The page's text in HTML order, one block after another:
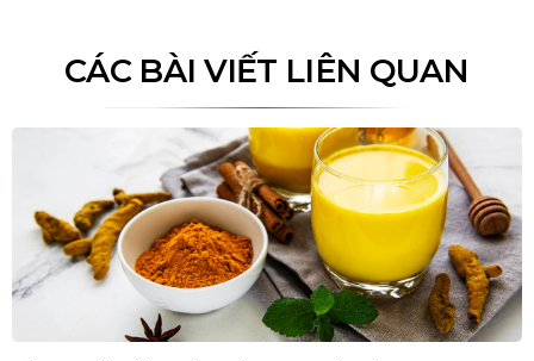
CÁC BÀI VIẾT LIÊN QUAN